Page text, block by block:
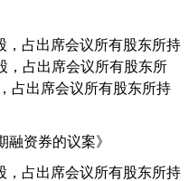
，占出席会议所有股东所持
，占出席会议所有股东所
占出席会议所有股东所持
资券的议案》
，占出席会议所有股东所持